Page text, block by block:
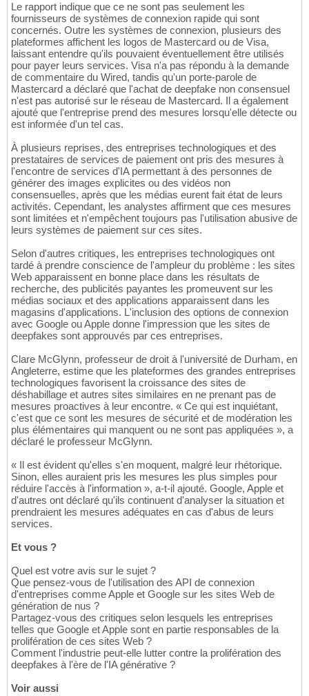
Le rapport indique que ce ne sont pas seulement les
fournisseurs de systèmes de connexion rapide qui sont
concernés. Outre les systèmes de connexion, plusieurs des
plateformes affichent les logos de Mastercard ou de Visa,
laissant entendre qu'ils pouvaient éventuellement être utilisés
pour payer leurs services. Visa n'a pas répondu à la demande
de commentaire du Wired, tandis qu'un porte-parole de
Mastercard a déclaré que l'achat de deepfake non consensuel
n'est pas autorisé sur le réseau de Mastercard. Il a également
ajouté que l'entreprise prend des mesures lorsqu'elle détecte ou
est informée d'un tel cas.
À plusieurs reprises, des entreprises technologiques et des
prestataires de services de paiement ont pris des mesures à
l'encontre de services d'IA permettant à des personnes de
générer des images explicites ou des vidéos non
consensuelles, après que les médias eurent fait état de leurs
activités. Cependant, les analystes affirment que ces mesures
sont limitées et n'empêchent toujours pas l'utilisation abusive de
leurs systèmes de paiement sur ces sites.
Selon d'autres critiques, les entreprises technologiques ont
tardé à prendre conscience de l'ampleur du problème : les sites
Web apparaissent en bonne place dans les résultats de
recherche, des publicités payantes les promeuvent sur les
médias sociaux et des applications apparaissent dans les
magasins d'applications. L'inclusion des options de connexion
avec Google ou Apple donne l'impression que les sites de
deepfakes sont approuvés par ces entreprises.
Clare McGlynn, professeur de droit à l'université de Durham, en
Angleterre, estime que les plateformes des grandes entreprises
technologiques favorisent la croissance des sites de
déshabillage et autres sites similaires en ne prenant pas de
mesures proactives à leur encontre. « Ce qui est inquiétant,
c'est que ce sont les mesures de sécurité et de modération les
plus élémentaires qui manquent ou ne sont pas appliquées », a
déclaré le professeur McGlynn.
« Il est évident qu'elles s'en moquent, malgré leur rhétorique.
Sinon, elles auraient pris les mesures les plus simples pour
réduire l'accès à l'information », a-t-il ajouté. Google, Apple et
d'autres ont déclaré qu'ils continuent d'analyser la situation et
prendraient les mesures adéquates en cas d'abus de leurs
services.
Et vous ?
Quel est votre avis sur le sujet ?
Que pensez-vous de l'utilisation des API de connexion
d'entreprises comme Apple et Google sur les sites Web de
génération de nus ?
Partagez-vous des critiques selon lesquels les entreprises
telles que Google et Apple sont en partie responsables de la
prolifération de ces sites Web ?
Comment l'industrie peut-elle lutter contre la prolifération des
deepfakes à l'ère de l'IA générative ?
Voir aussi